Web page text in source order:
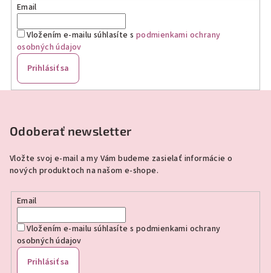
Email
Vložením e-mailu súhlasíte s podmienkami ochrany
osobných údajov
Prihlásiť sa
Odoberať newsletter
Vložte svoj e-mail a my Vám budeme zasielať informácie o
nových produktoch na našom e-shope.
Email
Vložením e-mailu súhlasíte s podmienkami ochrany
osobných údajov
Prihlásiť sa